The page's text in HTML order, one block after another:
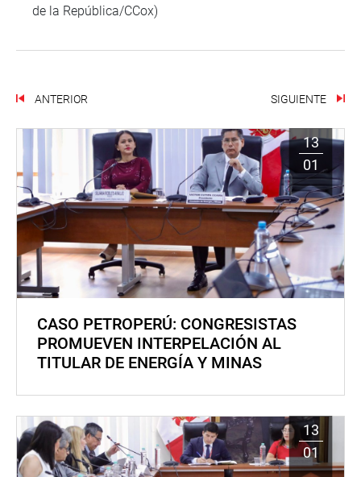
de la República/CCox)
ANTERIOR SIGUIENTE
13
01
CASO PETROPERÚ: CONGRESISTAS
PROMUEVEN INTERPELACIÓN AL
TITULAR DE ENERGÍA Y MINAS
13
01